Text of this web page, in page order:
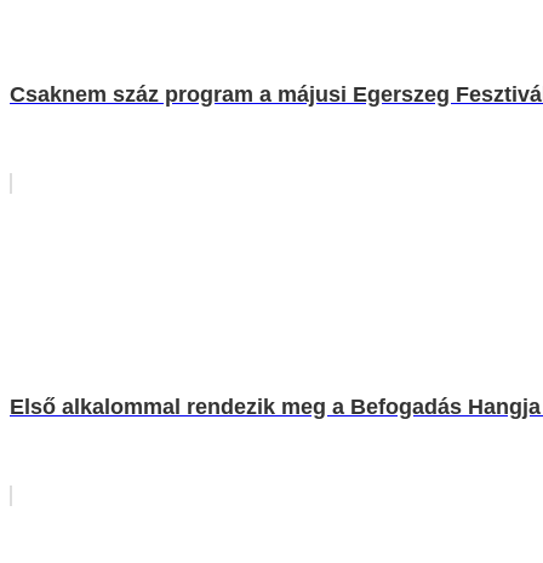
Csaknem száz program a májusi Egerszeg
Első alkalommal rendezik meg a Befogadás